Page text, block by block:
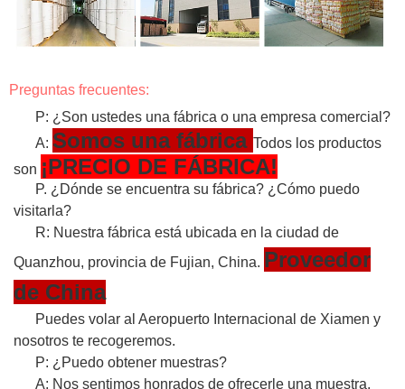
Preguntas frecuentes:
P: ¿Son ustedes una fábrica o una empresa comercial?
A: Somos una fábrica Todos los productos
son ¡PRECIO DE FÁBRICA!
P. ¿Dónde se encuentra su fábrica? ¿Cómo puedo
visitarla?
R: Nuestra fábrica está ubicada en la ciudad de
Quanzhou, provincia de Fujian, China. Proveedor
de China
Puedes volar al Aeropuerto Internacional de Xiamen y
nosotros te recogeremos.
P: ¿Puedo obtener muestras?
A: Nos sentimos honrados de ofrecerle una muestra.